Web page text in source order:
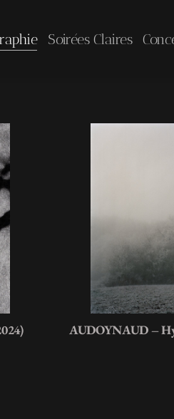
Soirées Claires
AUDOYNAUD –